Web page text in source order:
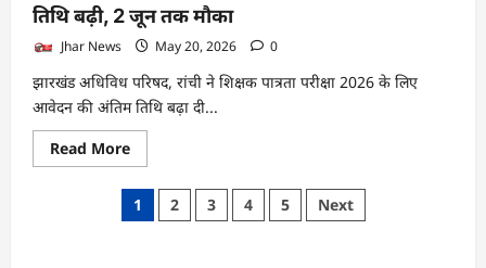
तिथि बढ़ी, 2 जून तक मौका
Jhar News May 20, 2026 0
झारखंड अधिविध परिषद, रांची ने शिक्षक पात्रता परीक्षा 2026 के लिए
आवेदन की अंतिम तिथि बढ़ा दी...
Read MoreRead
more
झारखंड
शिक्षक
पात्रता
Posts
1 2 3 4 5 Next